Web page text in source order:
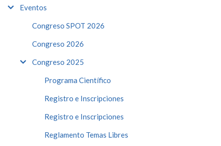
Eventos
Congreso SPOT 2026
Congreso 2026
Congreso 2025
Programa Científico
Registro e Inscripciones
Registro e Inscripciones
Reglamento Temas Libres